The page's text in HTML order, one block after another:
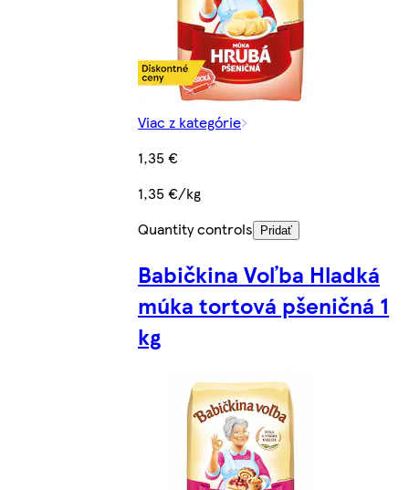
Viac z kategórie
1,35 €
1,35 €/kg
Quantity controls
Pridať
Babičkina Voľba Hladká
múka tortová pšeničná 1
kg